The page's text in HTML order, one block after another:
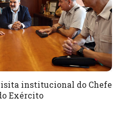
institucional do Chefe
Exército